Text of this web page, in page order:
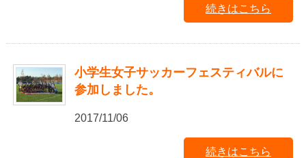
続きはこちら
小学生女子サッカーフェスティバルに
参加しました。
2017/11/06
続きはこちら